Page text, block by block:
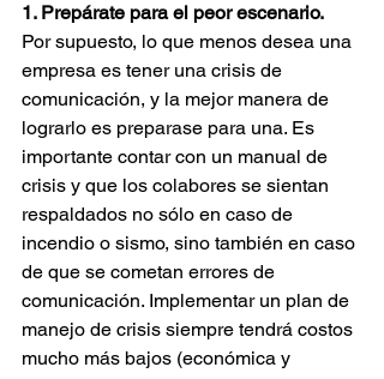
1. Prepárate para el peor escenario.
Por supuesto, lo que menos desea una
empresa es tener una crisis de
comunicación, y la mejor manera de
lograrlo es preparase para una. Es
importante contar con un manual de
crisis y que los colabores se sientan
respaldados no sólo en caso de
incendio o sismo, sino también en caso
de que se cometan errores de
comunicación. Implementar un plan de
manejo de crisis siempre tendrá costos
mucho más bajos (económica y